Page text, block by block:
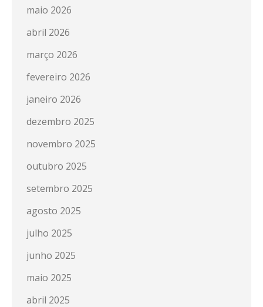
maio 2026
abril 2026
março 2026
fevereiro 2026
janeiro 2026
dezembro 2025
novembro 2025
outubro 2025
setembro 2025
agosto 2025
julho 2025
junho 2025
maio 2025
abril 2025